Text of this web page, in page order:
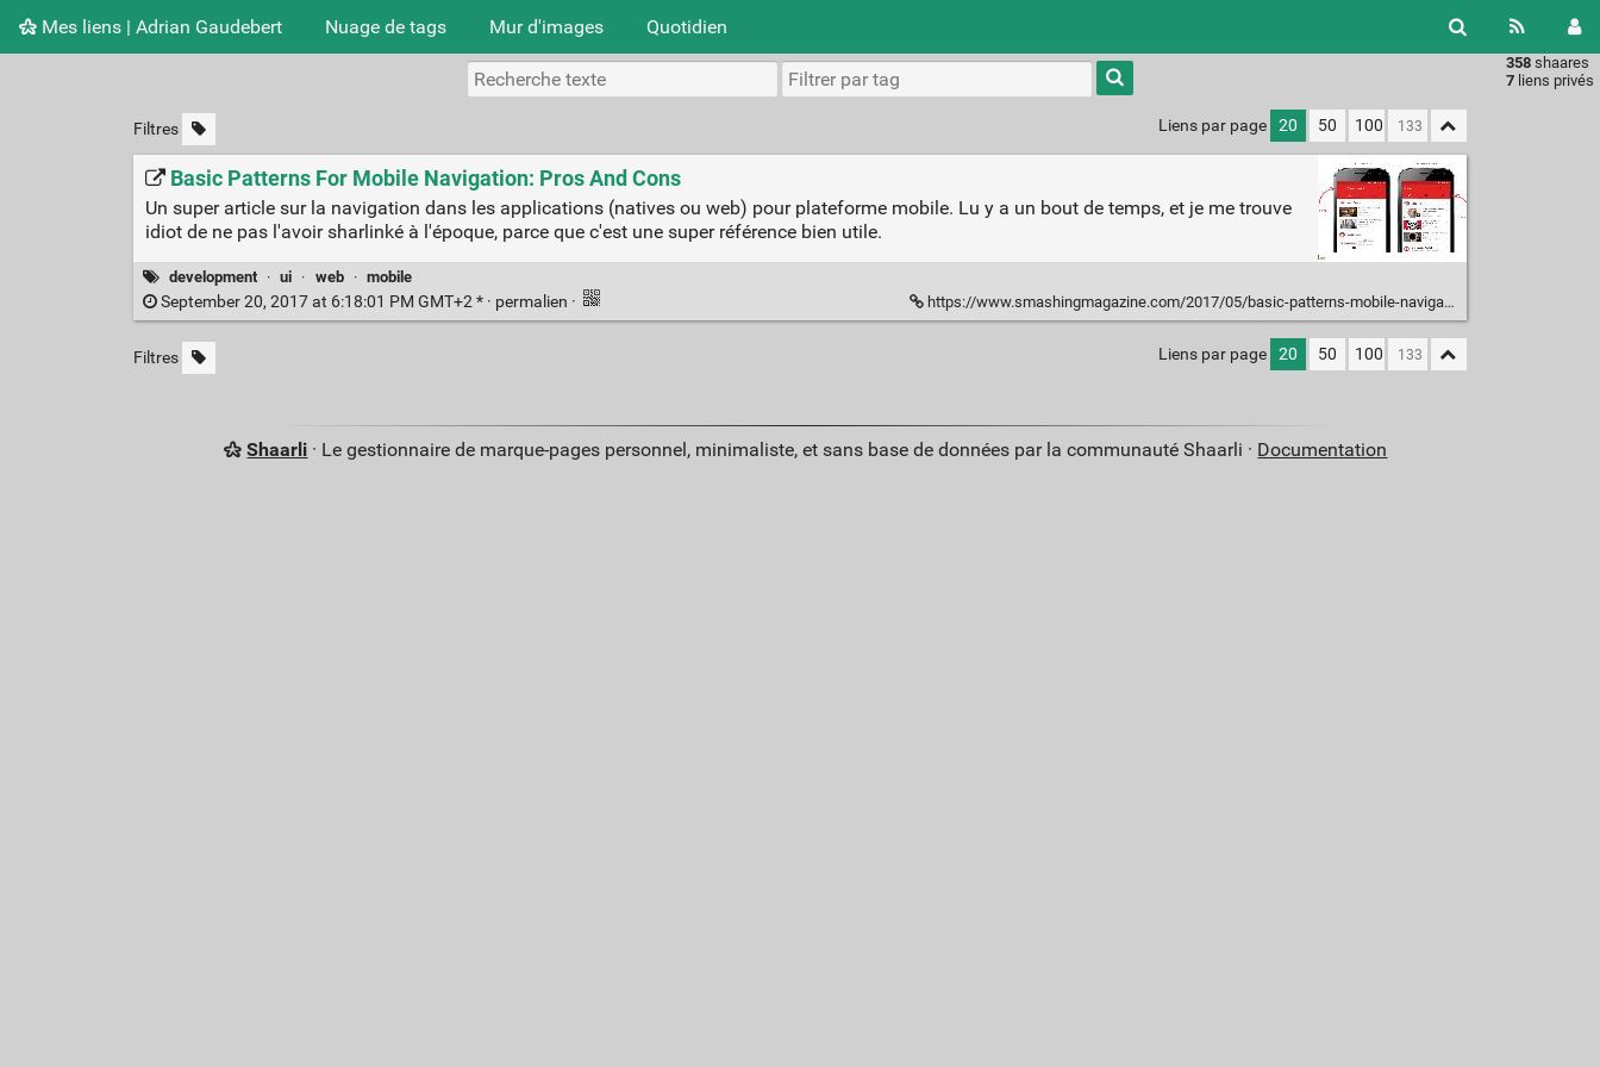
Mes liens | Adrian Gaudebert Nuage de tags Mur d'images Quotidien
358 shaares
7 liens privés
Type 1 or
more
characters
results.
Filtres Liens par page 20 50 100
Basic Patterns For Mobile Navigation: Pros And Cons
Un super article sur la navigation dans les applications (natives ou web) pour plateforme mobile. Lu y a un bout de temps, et je me trouve
idiot de ne pas l'avoir sharlinké à l'époque, parce que c'est une super référence bien utile.
development · ui · web · mobile
September 20, 2017 at 6:18:01 PM GMT+2 * · permalien · https://www.smashingmagazine.com/2017/05/basic-patterns-mobile-navigation/
Filtres Liens par page 20 50 100
Shaarli · Le gestionnaire de marque-pages personnel, minimaliste, et sans base de données par la communauté Shaarli · Documentation